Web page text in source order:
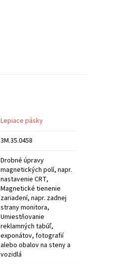
Lepiace pásky
3M.35.0458
Drobné úpravy
magnetických polí, napr.
nastavenie CRT,
Magnetické tienenie
zariadení, napr. zadnej
strany monitora,
Umiestňovanie
reklamných tabúľ,
exponátov, fotografií
alebo obalov na steny a
vozidlá